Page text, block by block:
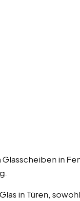
Glasscheiben in
in Türen,